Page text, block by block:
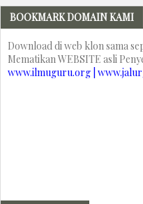
BOOKMARK DOMAIN KAMI
Download di web klon sama
Mematikan WEBSITE asli
www.ilmuguru.org |